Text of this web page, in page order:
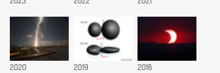
2020 2019 2018